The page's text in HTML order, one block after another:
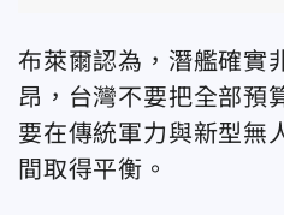
布萊爾認為，潛艦確實
昂，台灣不要把全部預
要在傳統軍力與新型無
間取得平衡。